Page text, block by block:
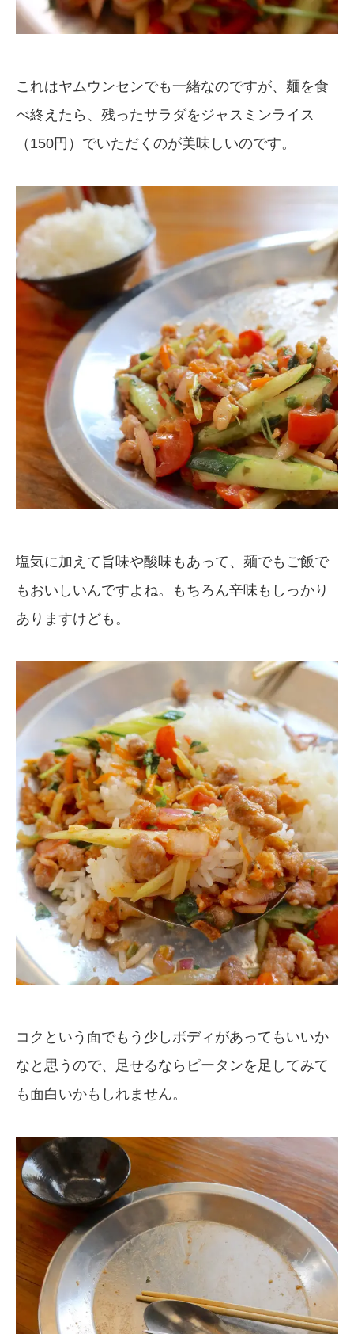
これはヤムウンセンでも一緒なのですが、麺を食
べ終えたら、残ったサラダをジャスミンライス
（150円）でいただくのが美味しいのです。
塩気に加えて旨味や酸味もあって、麺でもご飯で
もおいしいんですよね。もちろん辛味もしっかり
ありますけども。
コクという面でもう少しボディがあってもいいか
なと思うので、足せるならピータンを足してみて
も面白いかもしれません。